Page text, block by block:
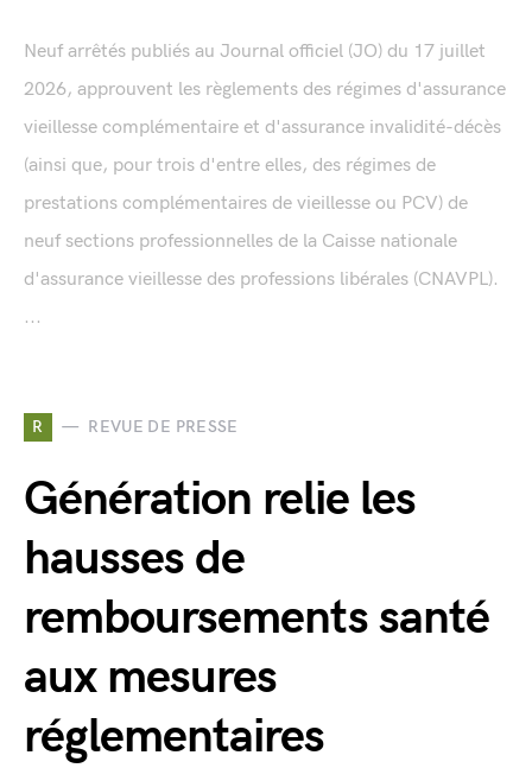
Neuf arrêtés publiés au Journal officiel (JO) du 17 juillet
2026, approuvent les règlements des régimes d'assurance
vieillesse complémentaire et d'assurance invalidité-décès
(ainsi que, pour trois d'entre elles, des régimes de
prestations complémentaires de vieillesse ou PCV) de
neuf sections professionnelles de la Caisse nationale
d'assurance vieillesse des professions libérales (CNAVPL).
...
R REVUE DE PRESSE
Génération relie les
hausses de
remboursements santé
aux mesures
réglementaires